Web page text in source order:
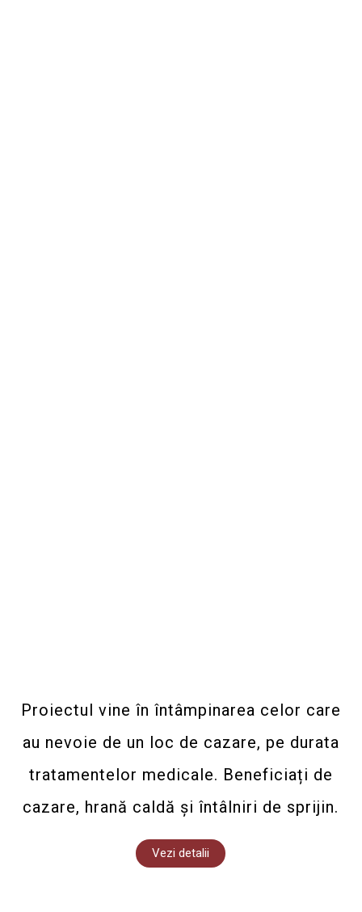
Proiectul vine în întâmpinarea celor care
au nevoie de un loc de cazare, pe durata
tratamentelor medicale. Beneficiați de
cazare, hrană caldă și întâlniri de sprijin.
Vezi detalii